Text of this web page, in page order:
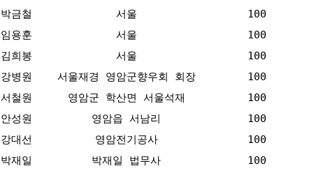
박금철 서울
100
임용훈 서울
100
김희봉 서울
100
강병원 서울재경 영암군향우회 회장
100
서철원 영암군 학산면 서울석재
100
안성원 영암읍 서남리
100
강대선 영암전기공사
100
박재일 박재일 법무사
100